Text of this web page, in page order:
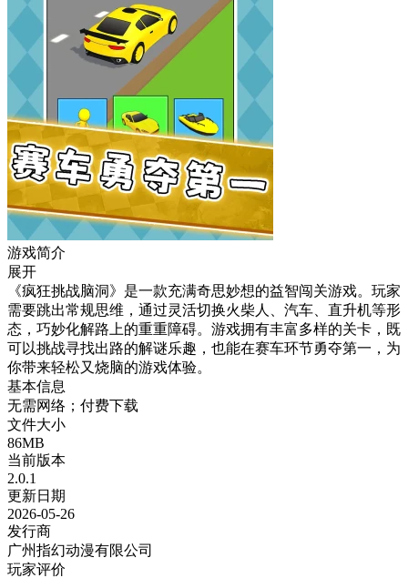
游戏简介
展开
《疯狂挑战脑洞》是一款充满奇思妙想的益智闯关游戏。玩家
需要跳出常规思维，通过灵活切换火柴人、汽车、直升机等形
态，巧妙化解路上的重重障碍。游戏拥有丰富多样的关卡，既
可以挑战寻找出路的解谜乐趣，也能在赛车环节勇夺第一，为
你带来轻松又烧脑的游戏体验。
基本信息
无需网络；付费下载
文件大小
86MB
当前版本
2.0.1
更新日期
2026-05-26
发行商
广州指幻动漫有限公司
玩家评价